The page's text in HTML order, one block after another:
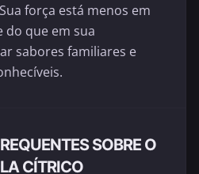
força está menos em
do que em sua
sabores familiares e
SOBRE O
CÍTRICO